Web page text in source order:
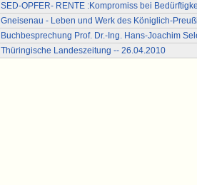
SED-OPFER- RENTE :Kompromiss bei
Gneisenau - Leben und Werk des Königlich-
Buchbesprechung Prof. Dr.-Ing. Hans-Joachim
Thüringische Landeszeitung -- 26.04.2010